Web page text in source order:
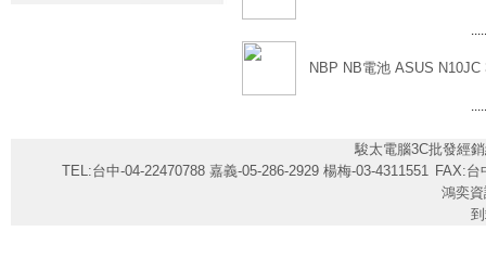
NBP NB電池 ASUS N10JC
駿太電腦3C批發經
TEL:台中-04-22470788 嘉義-05-286-2929 楊梅-03-4311551 FAX:台
鴻奕